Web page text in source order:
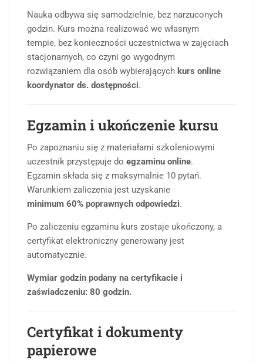
Nauka odbywa się samodzielnie, bez narzuconych
godzin. Kurs można realizować we własnym
tempie, bez konieczności uczestnictwa w zajęciach
stacjonarnych, co czyni go wygodnym
rozwiązaniem dla osób wybierających kurs online
koordynator ds. dostępności.
Egzamin i ukończenie kursu
Po zapoznaniu się z materiałami szkoleniowymi
uczestnik przystępuje do egzaminu online.
Egzamin składa się z maksymalnie 10 pytań.
Warunkiem zaliczenia jest uzyskanie
minimum 60% poprawnych odpowiedzi.
Po zaliczeniu egzaminu kurs zostaje ukończony, a
certyfikat elektroniczny generowany jest
automatycznie.
Wymiar godzin podany na certyfikacie i
zaświadczeniu: 80 godzin.
Certyfikat i dokumenty
papierowe